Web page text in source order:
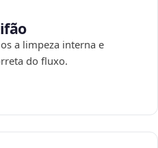
a limpeza interna e
do fluxo.